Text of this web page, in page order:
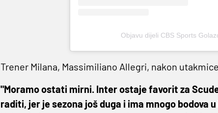
Objavu dijeli CBS Sports
Trener Milana, Massimiliano Allegri, nakon
"Moramo ostati mirni. Inter ostaje favorit za
raditi, jer je sezona još duga i ima mnogo bodova